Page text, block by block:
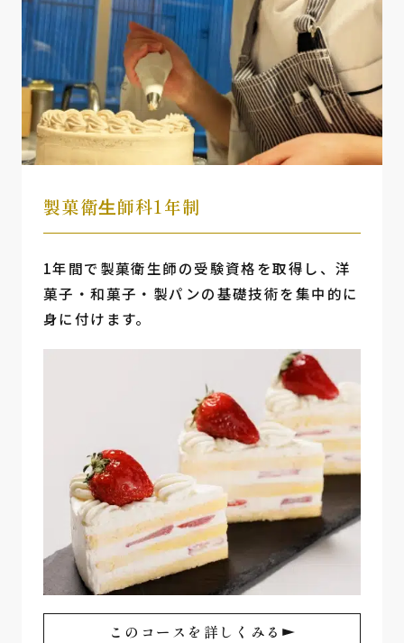
製菓衛⽣師科1年制
1年間で製菓衛生師の受験資格を取得し、洋
菓子・和菓子・製パンの基礎技術を集中的に
身に付けます。
このコースを詳しくみる